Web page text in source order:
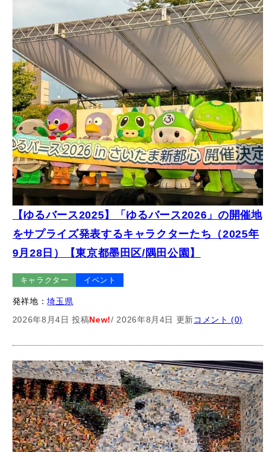
【ゆるバース2025】「ゆるバース2026」の開催地
をサプライズ発表するキャラクターたち（2025年
9月28日）【東京都墨田区/隅田公園】
キャラクター イベント
発祥地：埼玉県
2026年8月4日 投稿New!/ 2026年8月4日 更新コメント (0)